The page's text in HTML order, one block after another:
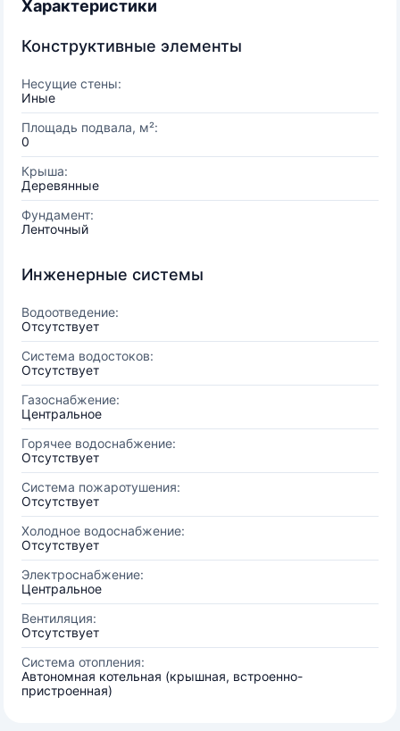
Характеристики
Конструктивные элементы
Несущие стены:
Иные
Площадь подвала, м²:
0
Крыша:
Деревянные
Фундамент:
Ленточный
Инженерные системы
Водоотведение:
Отсутствует
Система водостоков:
Отсутствует
Газоснабжение:
Центральное
Горячее водоснабжение:
Отсутствует
Система пожаротушения:
Отсутствует
Холодное водоснабжение:
Отсутствует
Электроснабжение:
Центральное
Вентиляция:
Отсутствует
Система отопления:
Автономная котельная (крышная, встроенно-
пристроенная)